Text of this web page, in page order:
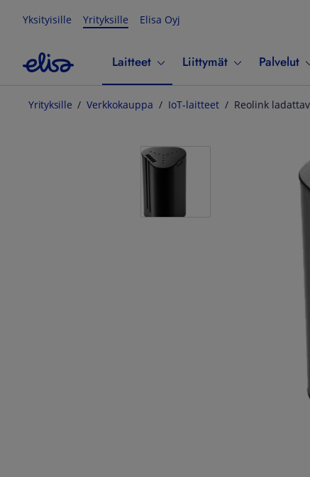
Yksityisille Yrityksille Elisa Oyj
Laitteet Liittymät Palvelut
Yrityksille Verkkokauppa IoT-laitteet Reolink